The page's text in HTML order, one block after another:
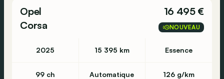
Opel
Corsa
16 495 €
NOUVEAU
2025 15 395 km Essence
99 ch Automatique 126 g/km